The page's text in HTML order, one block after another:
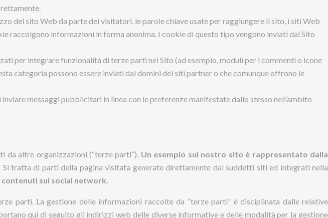
del sito Web da parte dei visitatori, le parole chiave usate per raggiungere il sito, i siti Web
raccolgono informazioni in forma anonima. I cookie di questo tipo vengono inviati dal Sito
per integrare funzionalità di terze parti nel Sito (ad esempio, moduli per i commenti o icone
categoria possono essere inviati dai domini dei siti partner o che comunque offrono le
messaggi pubblicitari in linea con le preferenze manifestate dallo stesso nell’ambito
da altre organizzazioni (“terze parti”). Un esempio sul nostro sito è rappresentato dalla
Si tratta di parti della pagina visitata generate direttamente dai suddetti siti ed integrati nella
contenuti sui social network.
parti. La gestione delle informazioni raccolte da “terze parti” è disciplinata dalle relative
qui di seguito gli indirizzi web delle diverse informative e delle modalità per la gestione